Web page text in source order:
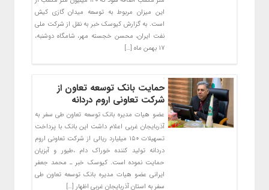
این میزان مربوط به توسعه میدان گازی کیش
است. به گزارش کیوسک خبر به نقل از شرکت ملی
نفت ایران، محسن خجسته مهر، شامگاه دوشنبه،
۱۷ بهمن ماه […]
حمایت بانک توسعه تعاون از
شرکت تعاونی اروم دردانه
عضو هیات مدیره بانک توسعه تعاون طی سفر به
آذربایجان غربی اعلام داشت این بانک با پرداخت
تسهیلات ۱۵۰ میلیارد ریالی از شرکت تعاونی اروم
دردانه تولید کننده خوراک دام ،طیور و آبزیان
حمایت نموده است. کیوسک خبر ـ محمد جعفر
ایرانی عضو هیات مدیره بانک توسعه تعاون طی
سفر به استان آذربایجان غربی اظهار […]